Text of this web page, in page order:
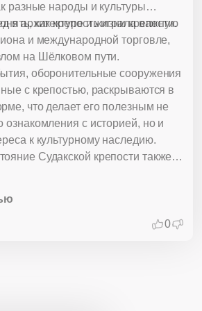
разные народы и культуры
в архитектуре и жизни крепости.
как крепость играла важную
и международной торговле,
на Шёлковом пути.
оборонительные сооружения
с крепостью, раскрываются в
что делает его полезным не
ознакомления с историей, но и
к культурному наследию.
Судакской крепости также
0